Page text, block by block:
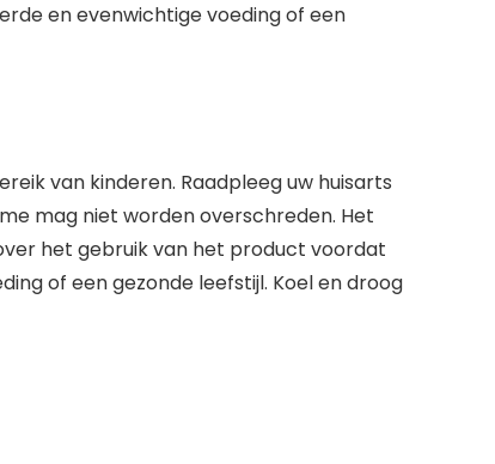
en evenwichtige voeding of een
van kinderen. Raadpleeg uw huisarts
mag niet worden overschreden. Het
het gebruik van het product voordat
of een gezonde leefstijl. Koel en droog